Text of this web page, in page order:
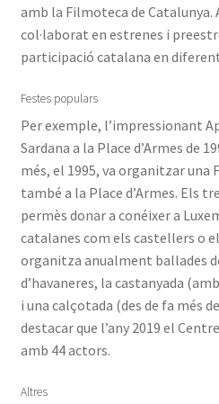
amb la Filmoteca de Catalunya.
col·laborat en estrenes i
participació catalana en
Festes populars
Per exemple, l’impressionant
Sardana a la Place d’Armes de
més, el 1995, va organitzar una
també a la Place d’Armes. Els
permès donar a conéixer a
catalanes com els castellers o
organitza anualment ballades
d’havaneres, la castanyada
i una calçotada (des de fa més
destacar que l’any 2019 el
amb 44 actors.
Altres